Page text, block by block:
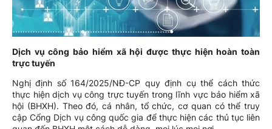
Dịch vụ công bảo hiểm xã hội được thực hiện hoàn toàn
trực tuyến
Nghị định số 164/2025/NĐ-CP quy định cụ thể cách thức
thực hiện dịch vụ công trực tuyến trong lĩnh vực bảo hiểm xã
hội (BHXH). Theo đó, cá nhân, tổ chức, cơ quan có thể truy
cập Cổng Dịch vụ công quốc gia để thực hiện các thủ tục liên